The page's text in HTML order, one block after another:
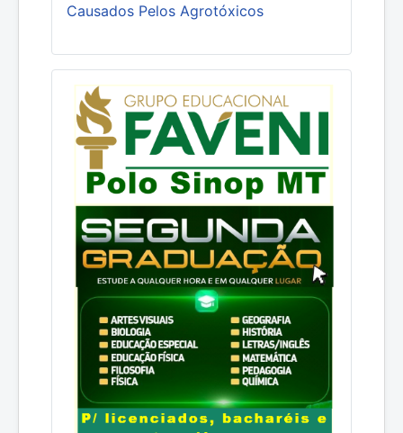
Causados Pelos Agrotóxicos